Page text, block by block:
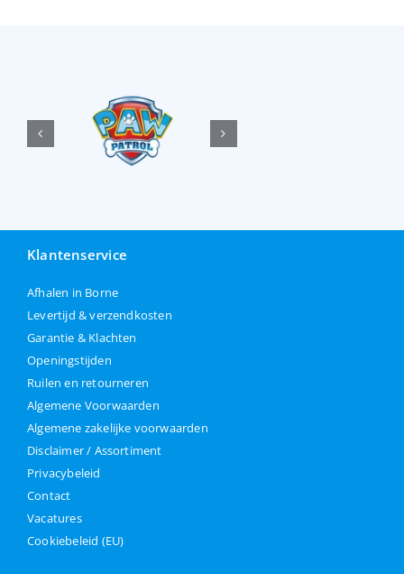
Klantenservice
Afhalen in Borne
Levertijd & verzendkosten
Garantie & Klachten
Openingstijden
Ruilen en retourneren
Algemene Voorwaarden
Algemene zakelijke voorwaarden
Disclaimer / Assortiment
Privacybeleid
Contact
Vacatures
Cookiebeleid (EU)